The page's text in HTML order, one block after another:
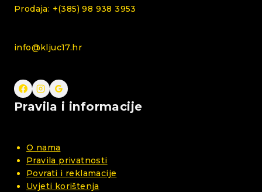
Prodaja: +(385) 98 938 3953
info@kljuc17.hr
Pravila i informacije
O nama
Pravila privatnosti
Povrati i reklamacije
Uvjeti korištenja